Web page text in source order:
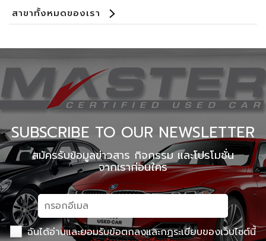
สาขาทั้งหมดของเรา
Master Certified Used Car Ratchaphruek
Master Certified Used Car Ubon Ratchathani
Master Certified Used Car Phuket
Master Certified Used Car Hat Yai
Summit Honda Used Car Pattanakarn
Summit Honda Used Car บางนาตราด กม. 4.5
MINI NEXT USED CAR เอกมัย
X PENG USED CAR
SUBSCRIBE TO OUR NEWSLETTER
สมัครรับข้อมูลข่าวสาร กิจกรรม และโปรโมชั่น
จากเราก่อนใคร
ฉันได้อ่านและยอมรับข้อตกลงและกฏระเบียบของเว็บไซต์นี้